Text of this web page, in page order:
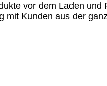
vor dem Laden
mit Kunden aus der